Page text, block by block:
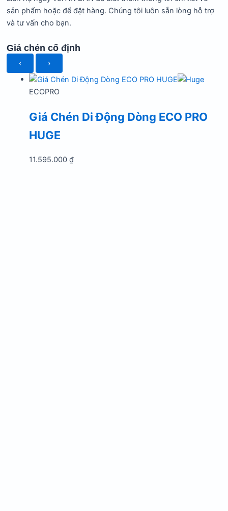
sản phẩm hoặc để đặt hàng. Chúng tôi luôn sẵn lòng hỗ trợ
và tư vấn cho bạn.
Giá chén cố định
‹ ›
ECOPRO
Giá Chén Di Động Dòng ECO PRO
HUGE
11.595.000₫